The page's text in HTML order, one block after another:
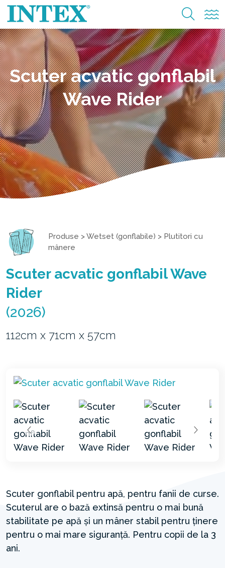
Scuter acvatic gonflabil
Wave Rider
Produse >Wetset (gonflabile) > Plutitori cu
mânere
Scuter acvatic gonflabil Wave
Rider
(2026)
112cm x 71cm x 57cm
Scuter gonflabil pentru apă, pentru fanii de curse.
Scuterul are o bază extinsă pentru o mai bună
stabilitate pe apă și un mâner stabil pentru ținere
pentru o mai mare siguranță. Pentru copii de la 3
ani.